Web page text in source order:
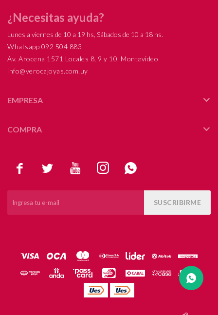
    
SUSCRIBIRME
¿Necesitas ayuda?
Lunes a viernes de 10 a 19 hs, Sábados de 10 a 18 hs.
Whatsapp 092 504 883
Av. Arocena 1571 Locales 8, 9 y 10, Montevideo
info@verocajoyas.com.uy
EMPRESA
COMPRA